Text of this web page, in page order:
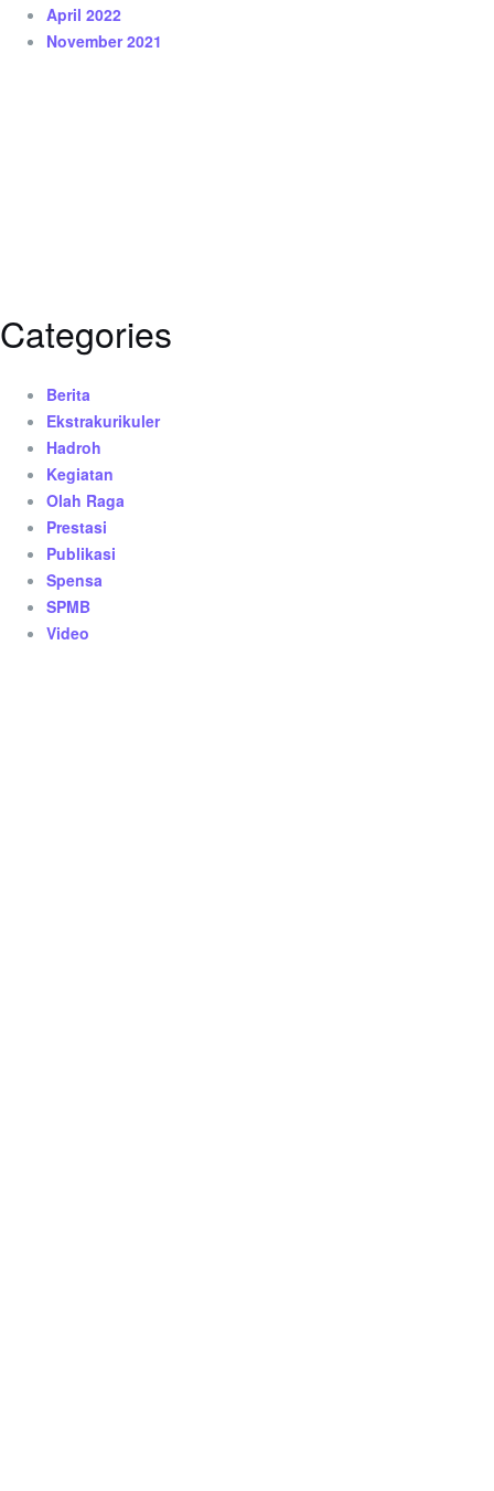
April 2022
November 2021
Categories
Berita
Ekstrakurikuler
Hadroh
Kegiatan
Olah Raga
Prestasi
Publikasi
Spensa
SPMB
Video